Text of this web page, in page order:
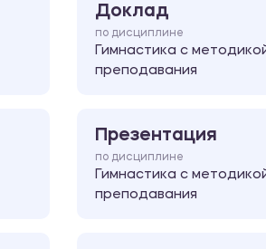
Доклад
по дисциплине
Гимнастика с
преподавания
Презентация
по дисциплине
Гимнастика с
преподавания